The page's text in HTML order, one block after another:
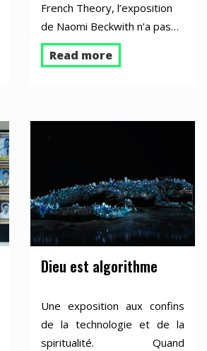
French Theory, l’exposition
de Naomi Beckwith n’a pas…
Read more
Dieu est algorithme
Une exposition aux confins
de la technologie et de la
spiritualité. Quand